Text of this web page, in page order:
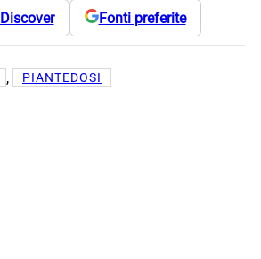
Discover Fonti preferite
, PIANTEDOSI